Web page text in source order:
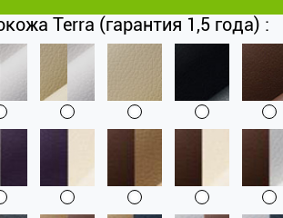
Terra (гарантия 1,5 года) :